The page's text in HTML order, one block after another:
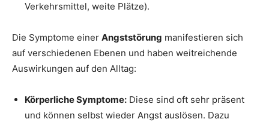
Verkehrsmittel, weite Plätze).
Die Symptome einer Angststörung manifestieren sich
auf verschiedenen Ebenen und haben weitreichende
Auswirkungen auf den Alltag:
Körperliche Symptome: Diese sind oft sehr präsent
und können selbst wieder Angst auslösen. Dazu